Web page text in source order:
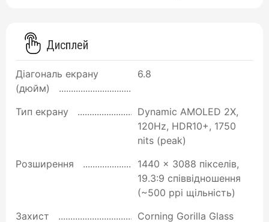
Дисплей
Діагональ екрану
(дюйм)
6.8
Тип екрану
Dynamic AMOLED 2X,
120Hz, HDR10+, 1750
nits (peak)
Розширення
1440 x 3088 пікселів,
19.3:9 співвідношення
(~500 ppi щільність)
Захист
Corning Gorilla Glass